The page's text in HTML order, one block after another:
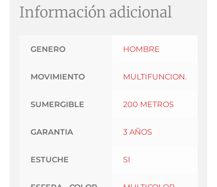
Información adicional
GENERO HOMBRE
MOVIMIENTO MULTIFUNCION.
SUMERGIBLE 200 METROS
GARANTIA 3 AÑOS
ESTUCHE SI